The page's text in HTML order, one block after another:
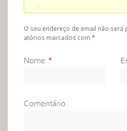
e
..
O seu endereço de email não
atórios marcados com*
Nome *
Comentário